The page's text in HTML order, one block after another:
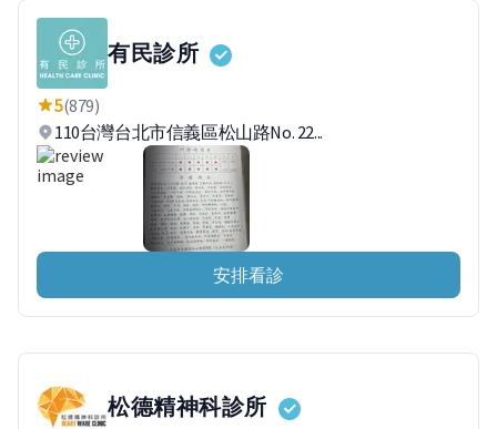
有民診所
5(879)
110台灣台北市信義區松山路No. 22...
安排看診
松德精神科診所